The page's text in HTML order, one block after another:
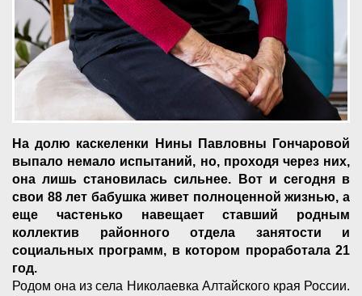
На долю каскеленки Нины Павловны Гончаровой
выпало немало испытаний, но, проходя через них,
она лишь становилась сильнее. Вот и сегодня в
свои 88 лет бабушка живет полноценной жизнью, а
еще частенько навещает ставший родным
коллектив районного отдела занятости и
социальных программ, в котором проработала 21
год.
Родом она из села Николаевка Алтайского края России.